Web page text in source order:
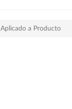
a Producto